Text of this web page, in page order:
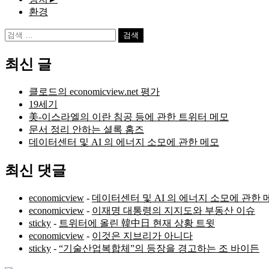
환경
검
최신 글
클로드의 economicview.net 평가
19세기
美-이스라엘의 이란 침공 등에 관한 트위터 메모
문서 정리 안하는 셜록 홈즈
데이터센터 및 AI 의 에너지 소모에 관한 메모
최신 댓글
economicview - 데이터센터 및 AI 의 에너지 소모에 관한
economicview - 이재명 대통령의 지지도와 부동산 이슈
sticky - 트위터에 올린 韓中日 현재 상황 트윗
economicview - 이것은 지브리가 아니다
sticky - “기술산업복합체”의 등장을 경고하는 조 바이든